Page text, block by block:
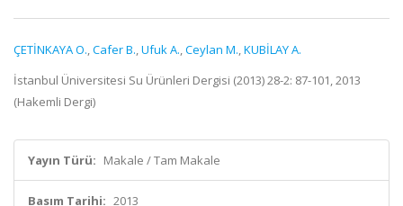
ÇETİNKAYA O.,Cafer B.,Ufuk A.,Ceylan M.,KUBİLAY A.
İstanbul Üniversitesi Su Ürünleri Dergisi (2013) 28-2: 87-101, 2013
(Hakemli Dergi)
Yayın Türü: Makale / Tam Makale
Basım Tarihi: 2013